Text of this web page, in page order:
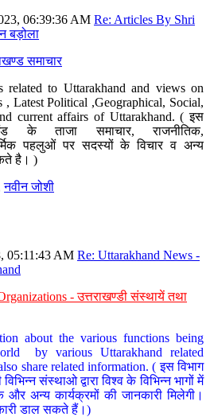
06:39:36 AM Re: Articles By Shri
बड़ोला
समाचार
to Uttarakhand and views on
, Latest Political ,Geographical, Social,
current affairs of Uttarakhand. ( इस
के ताजा समाचार, राजनीतिक,
पहलुओं पर सदस्यों के विचार व अन्य
है। )
नवीन जोशी
05:11:43 AM Re: Uttarakhand News -
- उत्तराखण्डी संस्थायें तथा
about the various functions being
by various Uttarakhand related
share related information. ( इस विभाग
संस्थाओ द्वारा विश्व के विभिन्न भागों में
अन्य कार्यक्रमों की जानकारी मिलेगी।
डाल सकते हैं।)